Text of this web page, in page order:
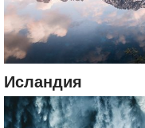
Исландия